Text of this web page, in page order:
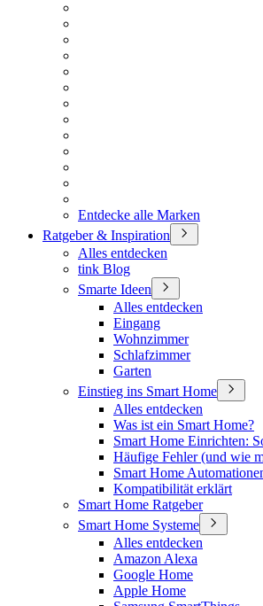
Entdecke alle Marken
Ratgeber & Inspiration
Alles entdecken
tink Blog
Smarte Ideen
Alles entdecken
Eingang
Wohnzimmer
Schlafzimmer
Garten
Einstieg ins Smart Home
Alles entdecken
Was ist ein Smart Home?
Smart Home Einrichten:
Häufige Fehler (und wie
Smart Home
Kompatibilität erklärt
Smart Home Ratgeber
Smart Home Systeme
Alles entdecken
Amazon Alexa
Google Home
Apple Home